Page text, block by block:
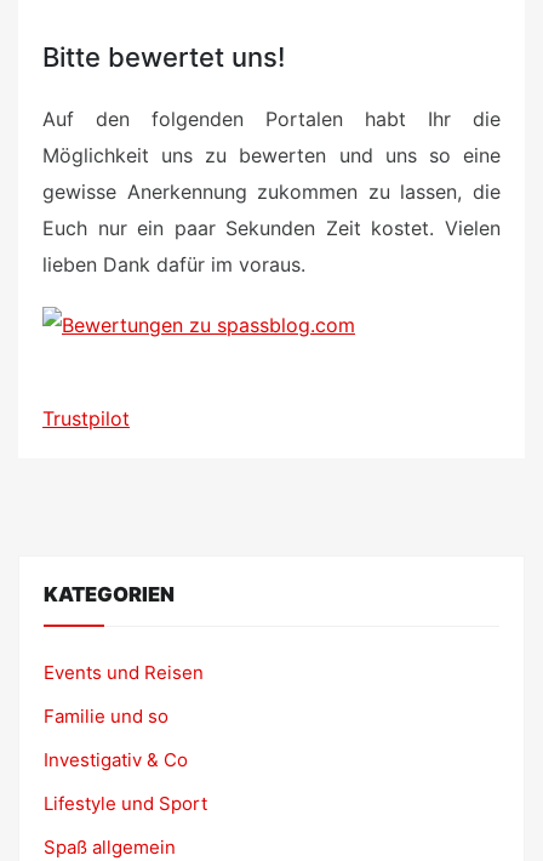
Bitte bewertet uns!
Auf den folgenden Portalen habt Ihr die
Möglichkeit uns zu bewerten und uns so eine
gewisse Anerkennung zukommen zu lassen, die
Euch nur ein paar Sekunden Zeit kostet. Vielen
lieben Dank dafür im voraus.
Trustpilot
KATEGORIEN
Events und Reisen
Familie und so
Investigativ & Co
Lifestyle und Sport
Spaß allgemein